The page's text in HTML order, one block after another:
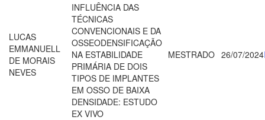
LUCAS
EMMANUELL
DE MORAIS
NEVES
INFLUÊNCIA DAS
TÉCNICAS
CONVENCIONAIS E DA
OSSEODENSIFICAÇÃO
NA ESTABILIDADE
PRIMÁRIA DE DOIS
TIPOS DE IMPLANTES
EM OSSO DE BAIXA
DENSIDADE: ESTUDO
EX VIVO
MESTRADO 26/07/2024